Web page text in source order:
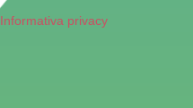
Informativa privacy